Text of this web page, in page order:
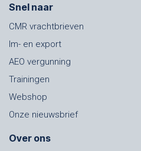
Snel naar
CMR vrachtbrieven
Im- en export
AEO vergunning
Trainingen
Webshop
Onze nieuwsbrief
Over ons